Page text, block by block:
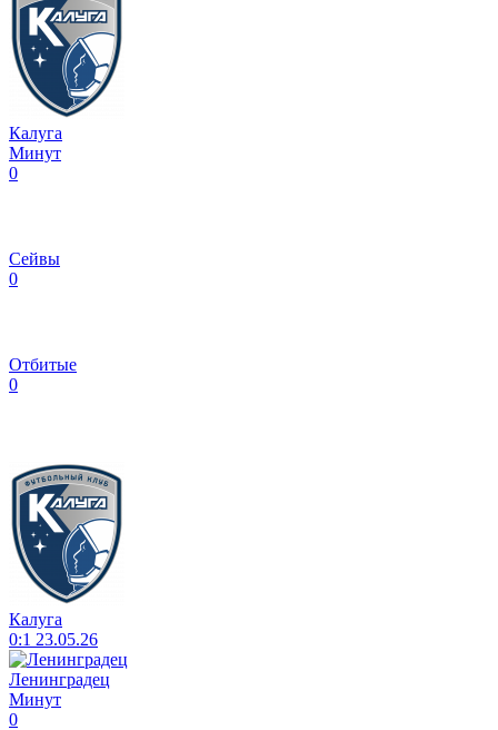
Калуга
Минут
0
Сейвы
0
Отбитые
0
Калуга
0:1 23.05.26
Ленинградец
Минут
0